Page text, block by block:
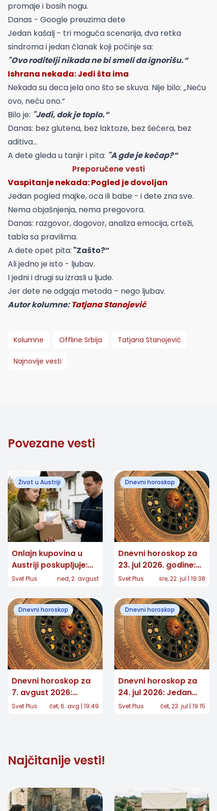
promaje i bosih nogu.
Danas - Google preuzima dete
Jedan kašalj - tri moguća scenarija, dva retka
sindroma i jedan članak koji počinje sa:
"Ovo roditelji nikada ne bi smeli da ignorišu.“
Ishrana nekada: Jedi šta ima
Nekada su deca jela ono što se skuva. Nije bilo: „Neću
ovo, neću ono.“
Bilo je: "Jedi, dok je toplo.“
Danas: bez glutena, bez laktoze, bez šećera, bez
aditiva…
A dete gleda u tanjir i pita: "A gde je kečap?“
Preporučene vesti
Vaspitanje nekada: Pogled je dovoljan
Jedan pogled majke, oca ili babe - i dete zna sve.
Nema objašnjenja, nema pregovora.
Danas: razgovor, dogovor, analiza emocija, crteži,
tabla sa pravilima.
A dete opet pita: "Zašto?“
Ali jedno je isto - ljubav.
I jedni i drugi su izrasli u ljude.
Jer dete ne odgaja metoda – nego ljubav.
Autor kolumne:Tatjana Stanojević
Kolumne Offline Srbija Tatjana Stanojević
Najnovije vesti
Povezane vesti
Život u Austriji
Onlajn kupovina u
Austriji poskupljuje:
Za pojedine pakete
Svet Plus ned, 2. avgust
Dnevni horoskop
Dnevni horoskop za
23. jul 2026. godine:
Očekuju vas važni
Svet Plus sre, 22. jul | 19:38
Dnevni horoskop
Dnevni horoskop za
7. avgust 2026:
Jedan znak dobija
Svet Plus čet, 6. avg | 19:49
Dnevni horoskop
Dnevni horoskop za
24. jul 2026: Jedan
znak čeka važna
Svet Plus čet, 23. jul | 19:15
Najčitanije vesti!